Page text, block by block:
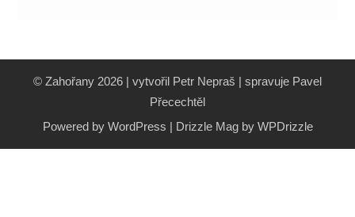
© Zahořany 2026 | vytvořil Petr Nepraš | spravuje Pavel
Přecechtěl
Powered by WordPress | Drizzle Mag by WPDrizzle